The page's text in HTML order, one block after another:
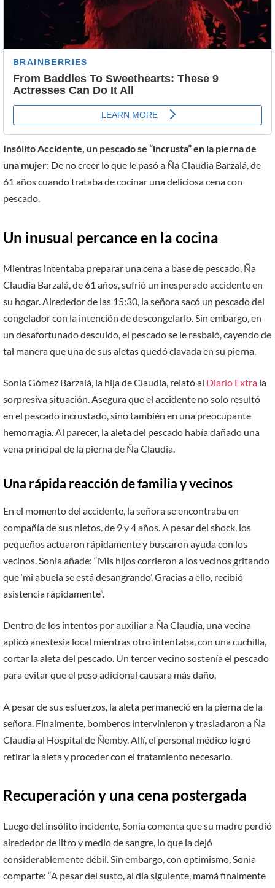
Insólito Accidente, un pescado se “incrusta” en la pierna de
una mujer: De no creer lo que le pasó a Ña Claudia Barzalá, de
61 años cuando trataba de cocinar una deliciosa cena con
pescado.
Un inusual percance en la cocina
Mientras intentaba preparar una cena a base de pescado, Ña
Claudia Barzalá, de 61 años, sufrió un inesperado accidente en
su hogar. Alrededor de las 15:30, la señora sacó un pescado del
congelador con la intención de descongelarlo. Sin embargo, en
un desafortunado descuido, el pescado se le resbaló, cayendo de
tal manera que una de sus aletas quedó clavada en su pierna.
Sonia Gómez Barzalá, la hija de Claudia, relató al Diario Extra la
sorpresiva situación. Asegura que el accidente no solo resultó
en el pescado incrustado, sino también en una preocupante
hemorragia. Al parecer, la aleta del pescado había dañado una
vena principal de la pierna de Ña Claudia.
Una rápida reacción de familia y vecinos
En el momento del accidente, la señora se encontraba en
compañía de sus nietos, de 9 y 4 años. A pesar del shock, los
pequeños actuaron rápidamente y buscaron ayuda con los
vecinos. Sonia añade: “Mis hijos corrieron a los vecinos gritando
que ‘mi abuela se está desangrando’. Gracias a ello, recibió
asistencia rápidamente”.
Dentro de los intentos por auxiliar a Ña Claudia, una vecina
aplicó anestesia local mientras otro intentaba, con una cuchilla,
cortar la aleta del pescado. Un tercer vecino sostenía el pescado
para evitar que el peso adicional causara más daño.
A pesar de sus esfuerzos, la aleta permaneció en la pierna de la
señora. Finalmente, bomberos intervinieron y trasladaron a Ña
Claudia al Hospital de Ñemby. Allí, el personal médico logró
retirar la aleta y proceder con el tratamiento necesario.
Recuperación y una cena postergada
Luego del insólito incidente, Sonia comenta que su madre perdió
alrededor de litro y medio de sangre, lo que la dejó
considerablemente débil. Sin embargo, con optimismo, Sonia
comparte: “A pesar del susto, al día siguiente, mamá finalmente